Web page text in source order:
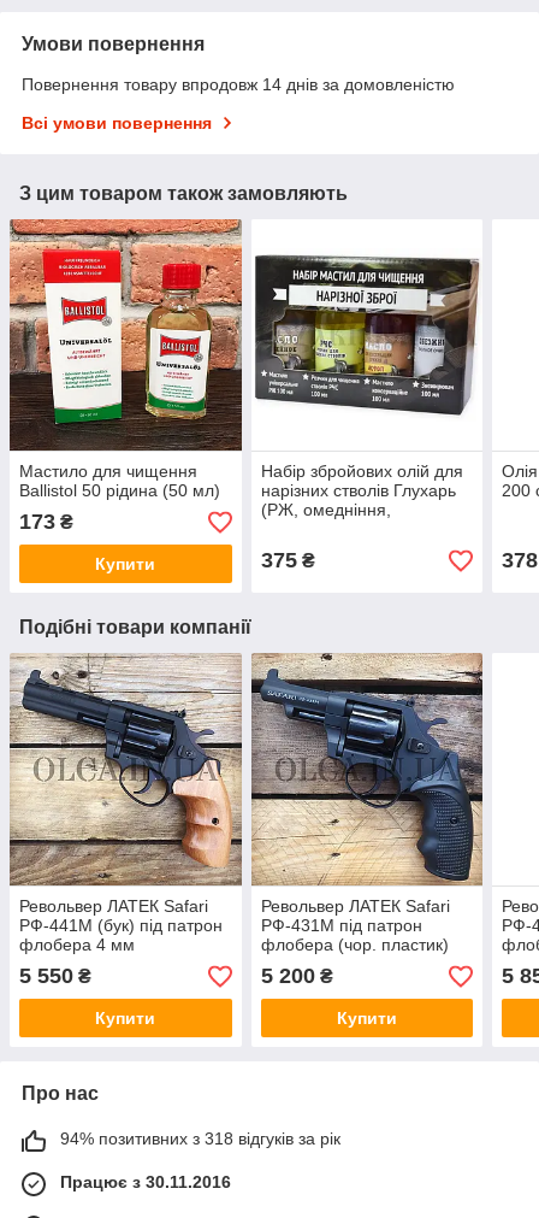
Умови повернення
Повернення товару впродовж 14 днів за домовленістю
Всі умови повернення
З цим товаром також замовляють
Мастило для чищення
Ballistol 50 рідина (50 мл)
173 ₴
Купити
Набір збройових олій для
нарізних стволiв Глухарь
(РЖ, омедніння,
375₴
200
378
Подібні товари компанії
Револьвер ЛАТЕК Safari
РФ-441М (бук) під патрон
флобера 4 мм
5 550 ₴
Купити
Револьвер ЛАТЕК Safari
РФ-431М під патрон
флобера (чор. пластик)
5 200₴
Купити
РФ-
5
Про нас
94% позитивних з 318 відгуків за рік
Працює з 30.11.2016